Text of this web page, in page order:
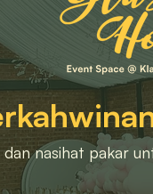
nasihat pakar